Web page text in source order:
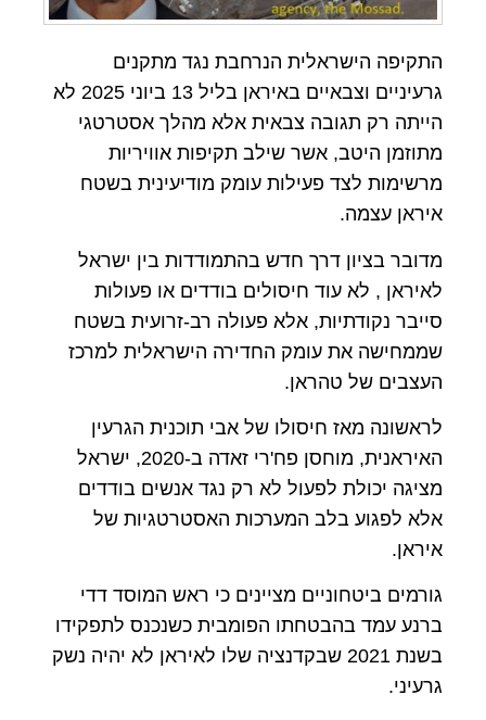
התקיפה הישראלית הנרחבת נגד מתקנים
גרעיניים וצבאיים באיראן בליל 13 ביוני 2025 לא
הייתה רק תגובה צבאית אלא מהלך אסטרטגי
מתוזמן היטב, אשר שילב תקיפות אוויריות
מרשימות לצד פעילות עומק מודיעינית בשטח
איראן עצמה.
מדובר בציון דרך חדש בהתמודדות בין ישראל
לאיראן , לא עוד חיסולים בודדים או פעולות
סייבר נקודתיות, אלא פעולה רב-זרועית בשטח
שממחישה את עומק החדירה הישראלית למרכז
העצבים של טהראן.
לראשונה מאז חיסולו של אבי תוכנית הגרעין
האיראנית, מוחסן פח'רי זאדה ב-2020, ישראל
מציגה יכולת לפעול לא רק נגד אנשים בודדים
אלא לפגוע בלב המערכות האסטרטגיות של
איראן.
גורמים ביטחוניים מציינים כי ראש המוסד דדי
ברנע עמד בהבטחתו הפומבית כשנכנס לתפקידו
בשנת 2021 שבקדנציה שלו לאיראן לא יהיה נשק
גרעיני.